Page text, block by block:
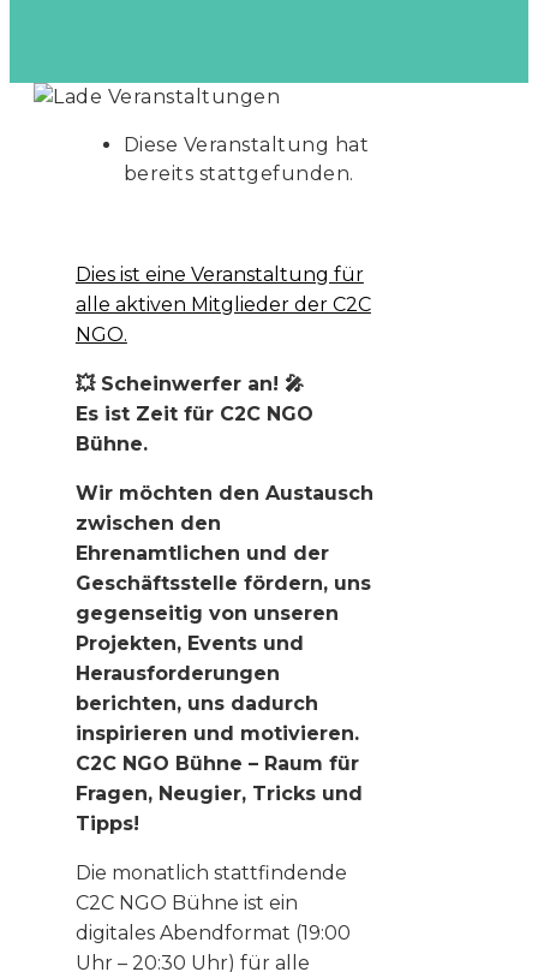
Diese Veranstaltung hat
bereits stattgefunden.
Dies ist eine Veranstaltung für
alle aktiven Mitglieder der C2C
NGO.
💥 Scheinwerfer an! 🎤
Es ist Zeit für C2C NGO
Bühne.
Wir möchten den Austausch
zwischen den
Ehrenamtlichen und der
Geschäftsstelle fördern, uns
gegenseitig von unseren
Projekten, Events und
Herausforderungen
berichten, uns dadurch
inspirieren und motivieren.
C2C NGO Bühne – Raum für
Fragen, Neugier, Tricks und
Tipps!
Die monatlich stattfindende
C2C NGO Bühne ist ein
digitales Abendformat (19:00
Uhr – 20:30 Uhr) für alle